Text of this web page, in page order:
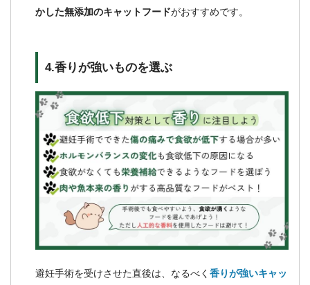
かした無添加のキャットフードがおすすめです。
4.香りが強いものを選ぶ
避妊手術を受けさせた直後は、なるべく 香りが強いキャッ